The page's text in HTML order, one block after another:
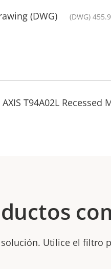
(DWG) (DWG)
T94A02L Recessed
Utilice el filtro